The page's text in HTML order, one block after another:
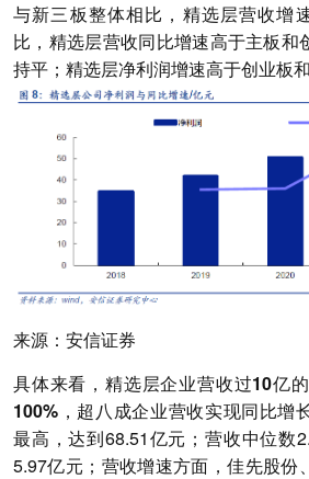
与新三板整体相比，精选层营收增
比，精选层营收同比增速高于主板和
持平；精选层净利润增速高于创业板
来源：安信证券
具体来看， 精选层企业营收过10亿
100%，超八成企业营收实现同比增
最高，达到68.51亿元；营收中位数
5.97亿元；营收增速方面，佳先股份